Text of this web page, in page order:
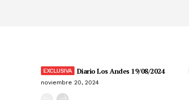
Diario Los Andes 19/08/2024
noviembre 20, 2024